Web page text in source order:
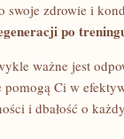
swoje zdrowie‍ i
po⁣
ważne‍ jest
Ci w
i dbałość o